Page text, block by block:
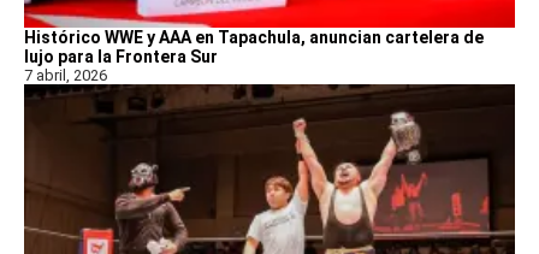
Histórico WWE y AAA en Tapachula, anuncian cartelera de
lujo para la Frontera Sur
7 abril, 2026